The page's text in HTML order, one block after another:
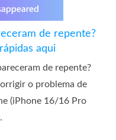
de repente?
aqui
de repente?
o problema de
(iPhone 16/16 Pro